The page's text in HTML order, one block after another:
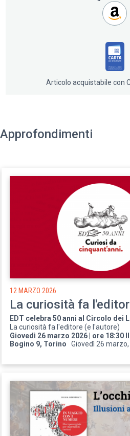
e rompicapo alla scoperta di
presenza dei numeri nel
il centro storico delle più belle
poltrona, per tornare a giocare
sulla ricchezza della nostra
Articolo acquistabile con
Approfondimenti
12 MARZO 2026
La curiosità fa
EDT celebra 50 anni al Circolo dei
La curiosità fa l'editore (e l'autore)
Giovedì 26 marzo 2026 | ore 18:30
Bogino 9, Torino Giovedì 26